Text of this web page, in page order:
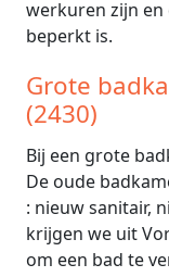
werkuren zijn
beperkt is.
Grote
(2430)
Bij een grote
De oude
: nieuw sanitair,
krijgen we uit
om een bad te